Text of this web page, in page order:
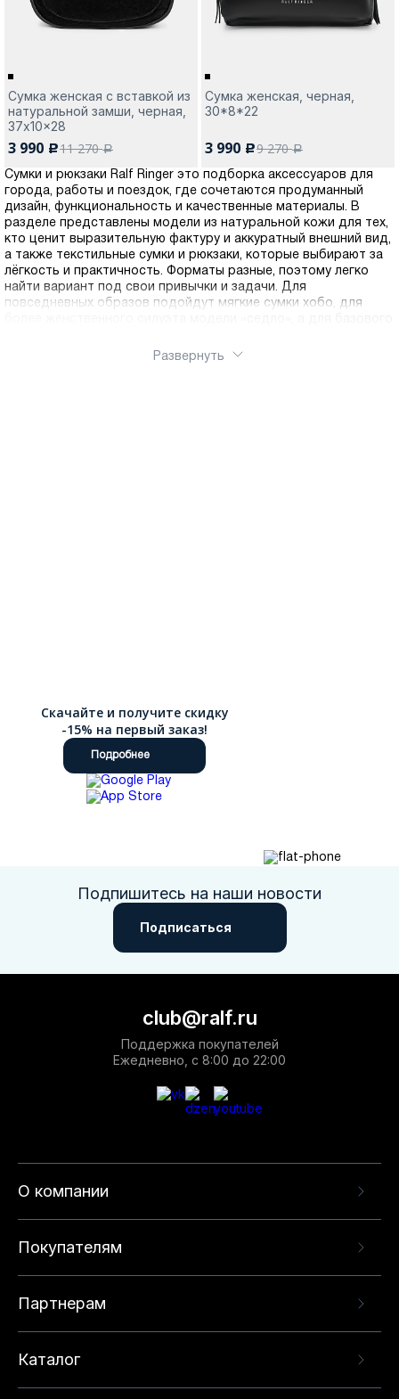
Сумка женская с вставкой из
натуральной замши, черная,
37x10x28
3 990 c11 270a
Сумка женская, черная,
30*8*22
3 990 c9 270a
Сумки и рюкзаки Ralf Ringer это подборка аксессуаров для
города, работы и поездок, где сочетаются продуманный
дизайн, функциональность и качественные материалы. В
разделе представлены модели из натуральной кожи для тех,
кто ценит выразительную фактуру и аккуратный внешний вид,
а также текстильные сумки и рюкзаки, которые выбирают за
лёгкость и практичность. Форматы разные, поэтому легко
найти вариант под свои привычки и задачи. Для
повседневных образов подойдут мягкие сумки хобо, для
собранных, и в расслабленных сочетаниях. Если нужен
Развернуть
Скачайте и получите скидку
-15% на первый заказ!
Подробнее
Подпишитесь на наши новости
Подписаться
О компании
Покупателям
Партнерам
Каталог
club@ralf.ru
Поддержка покупателей
Ежедневно, с 8:00 до 22:00